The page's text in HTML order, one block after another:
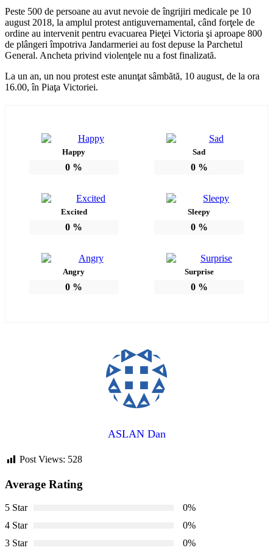
Peste 500 de persoane au avut nevoie de îngrijiri medicale pe 10
august 2018, la amplul protest antiguvernamental, când forţele de
ordine au intervenit pentru evacuarea Pieţei Victoria şi aproape 800
de plângeri împotriva Jandarmeriei au fost depuse la Parchetul
General. Ancheta privind violenţele nu a fost finalizată.
La un an, un nou protest este anunţat sâmbătă, 10 august, de la ora
16.00, în Piaţa Victoriei.
Happy
0 %
Sad
0%
Excited
0 %
Sleepy
0%
Angry
0 %
Surprise
0%
ASLAN Dan
Post Views: 528
Average Rating
5 Star
0%
4 Star
0%
3 Star
0%